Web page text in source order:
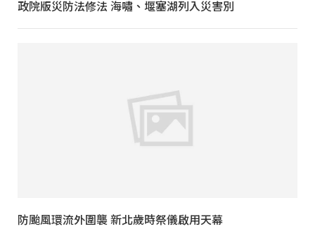
政院版災防法修法 海嘯、堰塞湖列入災害別
防颱風環流外圍襲 新北歲時祭儀啟用天幕